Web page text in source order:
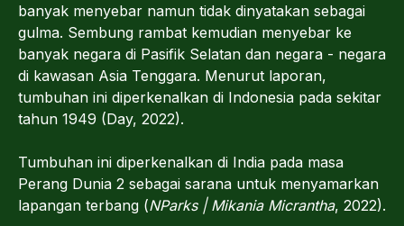
banyak menyebar namun tidak dinyatakan sebagai
gulma. Sembung rambat kemudian menyebar ke
banyak negara di Pasifik Selatan dan negara - negara
di kawasan Asia Tenggara. Menurut laporan,
tumbuhan ini diperkenalkan di Indonesia pada sekitar
tahun 1949 (Day, 2022).
Tumbuhan ini diperkenalkan di India pada masa
Perang Dunia 2 sebagai sarana untuk menyamarkan
lapangan terbang (NParks | Mikania Micrantha, 2022).